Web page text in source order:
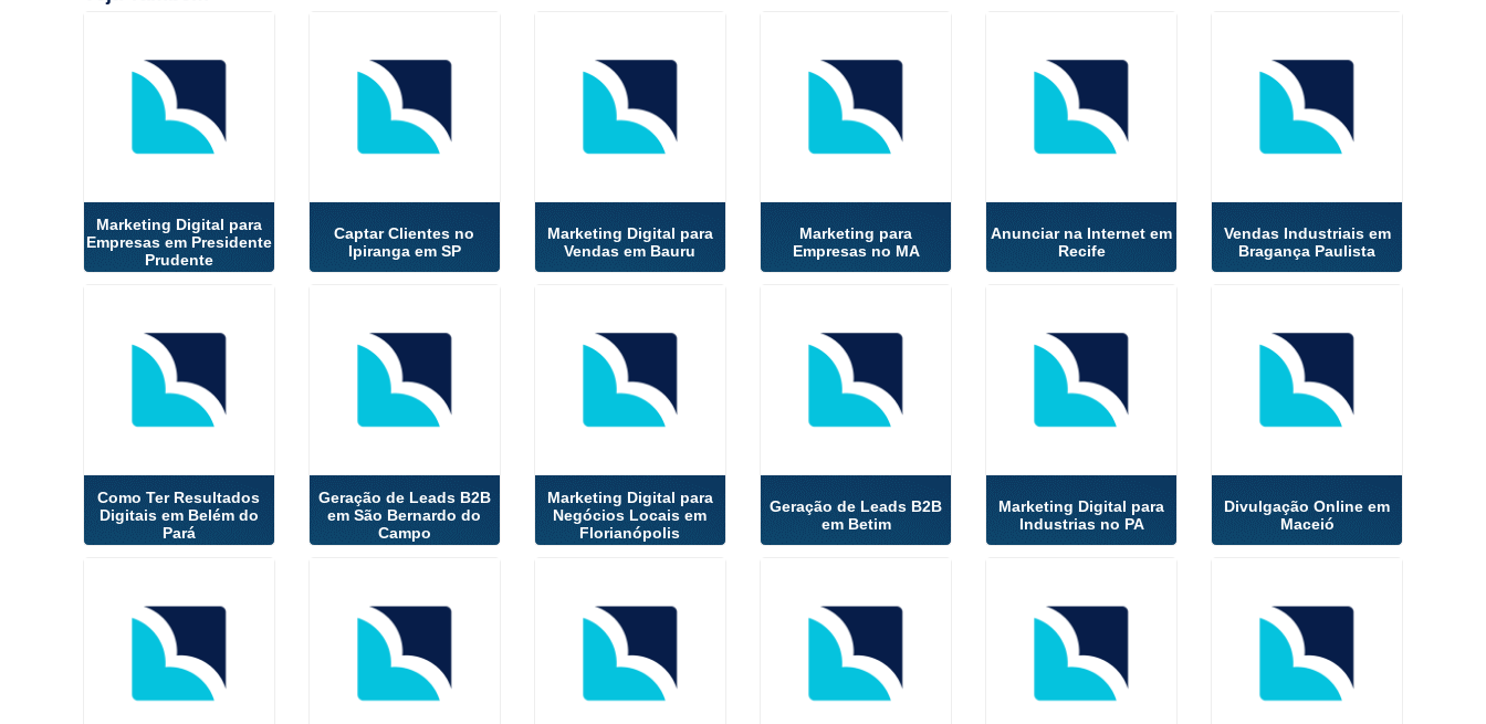
Marketing Digital para
Empresas em Presidente
Prudente
Captar Clientes no
Ipiranga em SP
Marketing Digital para
Vendas em Bauru
Marketing para
Empresas no MA
Anunciar na Internet em
Recife
Vendas Industriais em
Bragança Paulista
Como Ter Resultados
Digitais em Belém do
Pará
Geração de Leads B2B
em São Bernardo do
Campo
Marketing Digital para
Negócios Locais em
Florianópolis
Geração de Leads B2B
em Betim
Marketing Digital para
Industrias no PA
Divulgação Online em
Maceió